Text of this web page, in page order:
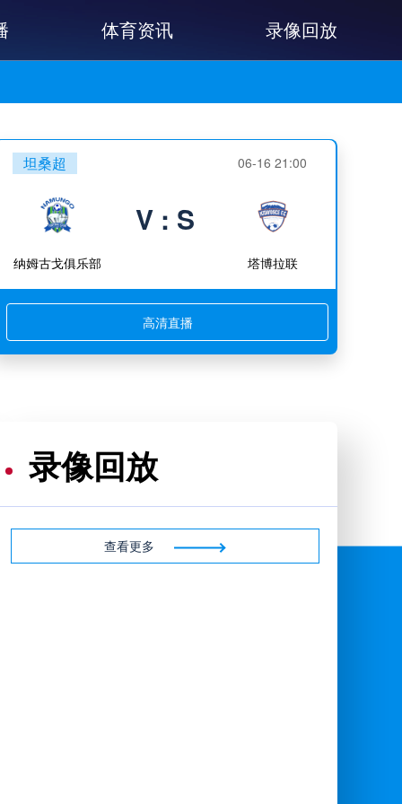
体育资讯 录像回放
坦桑超 06-16 21:00
纳姆古戈俱乐部
V : S
塔博拉联
高清直播
录像回放
查看更多